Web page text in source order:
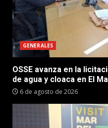
GENERALES
OSSE avanza en la
de agua y cloaca en El
6 de agosto de 2026